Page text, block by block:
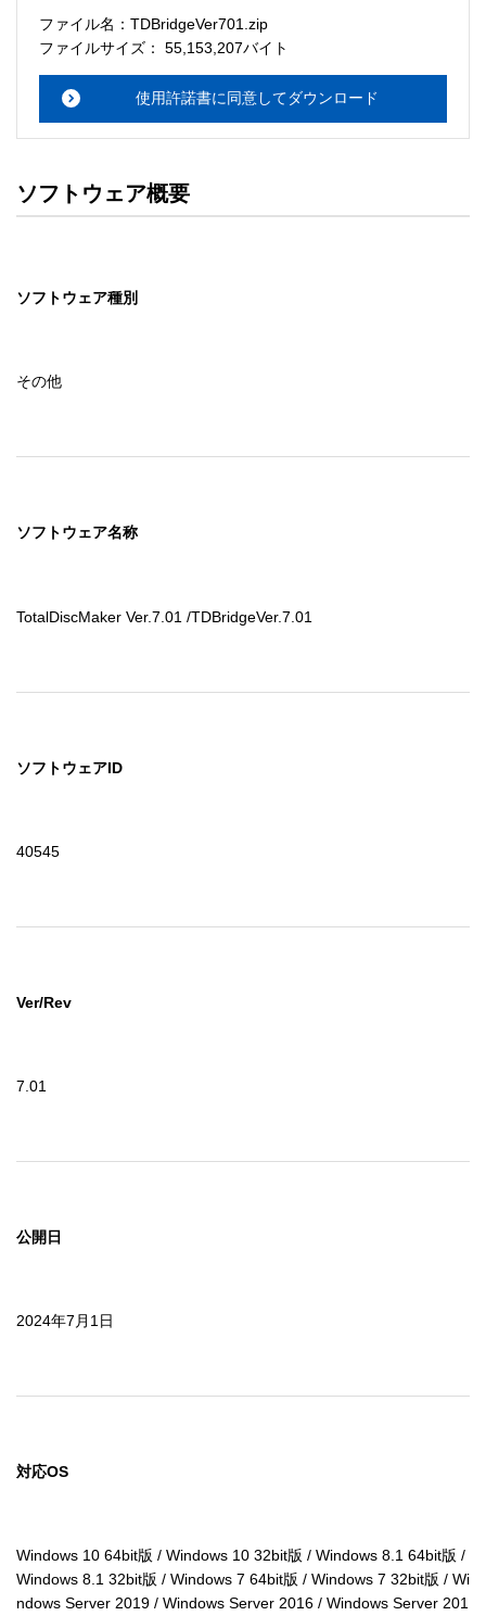
配布ソフトウェアの著作権は、特に記載のあるものを除き
セイコーエプソン株式会社に帰属します。
ファイル名：TDBridgeVer701.zip
ファイルサイズ： 55,153,207バイト
使用許諾書に同意してダウンロード
ソフトウェア概要
ソフトウェア種別
その他
ソフトウェア名称
TotalDiscMaker Ver.7.01 /TDBridgeVer.7.01
ソフトウェアID
40545
Ver/Rev
7.01
公開日
2024年7月1日
対応OS
Windows 10 64bit版 / Windows 10 32bit版 / Windows 8.1 64bit版 /
Windows 8.1 32bit版 / Windows 7 64bit版 / Windows 7 32bit版 / Wi
ndows Server 2019 / Windows Server 2016 / Windows Server 201